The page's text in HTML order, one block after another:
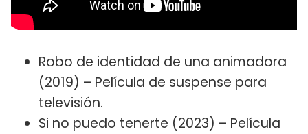
Robo de identidad de una animadora
(2019) – Película de suspense para
televisión.
Si no puedo tenerte (2023) – Película